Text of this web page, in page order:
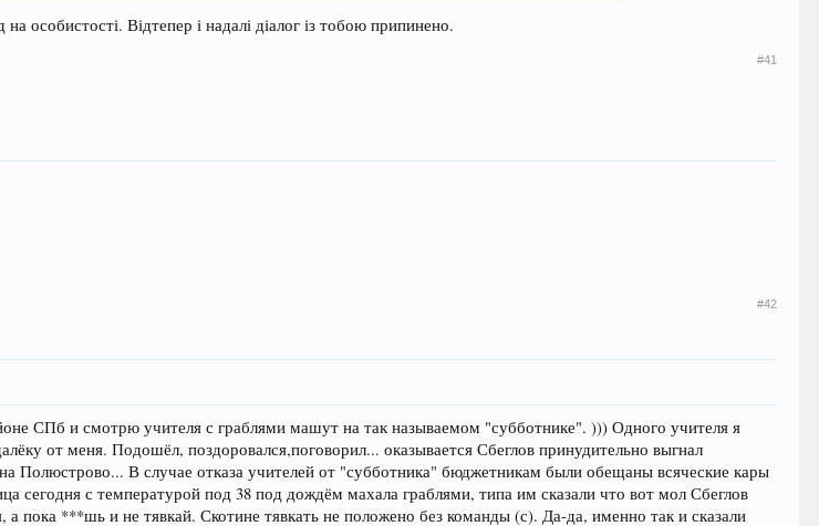
особистості. Відтепер і надалі діалог із тобою припинено.
#41
#42
СПб и смотрю учителя с граблями машут на так называемом "субботнике". ))) Одного учителя я
от меня. Подошёл, поздоровался,поговорил... оказывается Сбеглов принудительно выгнал
Полюстрово... В случае отказа учителей от "субботника" бюджетникам были обещаны всяческие кары
сегодня с температурой под 38 под дождём махала граблями, типа им сказали что вот мол Сбеглов
пока ***шь и не тявкай. Скотине тявкать не положено без команды (с). Да-да, именно так и сказали